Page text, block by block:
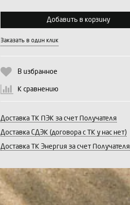
Продолжить Отмена
Добавить в корзину
Заказать в один клик
В избранное
К сравнению
Доставка ТК ПЭК за счет Получателя
Доставка СДЭК (договора с ТК у нас нет)
Доставка ТК Энергия за счет Получателя